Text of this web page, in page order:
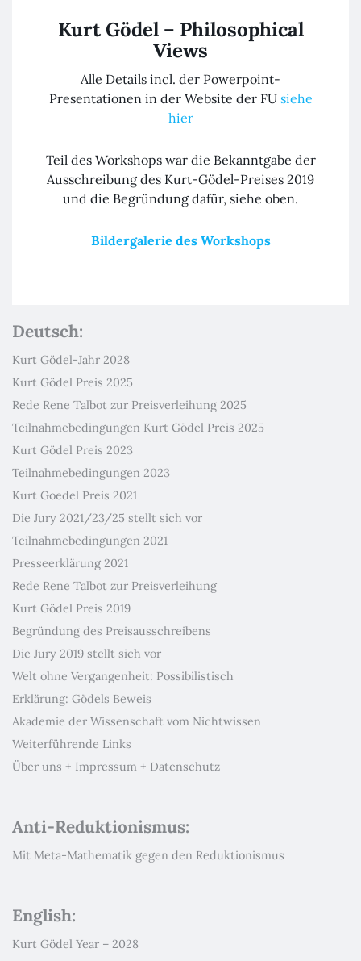
Kurt Gödel – Philosophical
Views
Alle Details incl. der Powerpoint-
Presentationen in der Website der FU siehe
hier
Teil des Workshops war die Bekanntgabe der
Ausschreibung des Kurt-Gödel-Preises 2019
und die Begründung dafür, siehe oben.
Bildergalerie des Workshops
Deutsch:
Kurt Gödel-Jahr 2028
Kurt Gödel Preis 2025
Rede Rene Talbot zur Preisverleihung 2025
Teilnahmebedingungen Kurt Gödel Preis 2025
Kurt Gödel Preis 2023
Teilnahmebedingungen 2023
Kurt Goedel Preis 2021
Die Jury 2021/23/25 stellt sich vor
Teilnahmebedingungen 2021
Presseerklärung 2021
Rede Rene Talbot zur Preisverleihung
Kurt Gödel Preis 2019
Begründung des Preisausschreibens
Die Jury 2019 stellt sich vor
Welt ohne Vergangenheit: Possibilistisch
Erklärung: Gödels Beweis
Akademie der Wissenschaft vom Nichtwissen
Weiterführende Links
Über uns + Impressum + Datenschutz
Anti-Reduktionismus:
Mit Meta-Mathematik gegen den Reduktionismus
English:
Kurt Gödel Year – 2028